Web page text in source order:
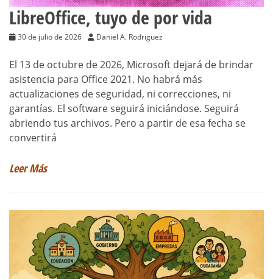
LibreOffice, tuyo de por vida
30 de julio de 2026 Daniel A. Rodriguez
El 13 de octubre de 2026, Microsoft dejará de brindar
asistencia para Office 2021. No habrá más
actualizaciones de seguridad, ni correcciones, ni
garantías. El software seguirá iniciándose. Seguirá
abriendo tus archivos. Pero a partir de esa fecha se
convertirá
Leer Más